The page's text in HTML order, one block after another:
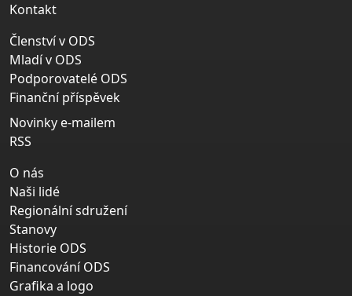
Kontakt
Členství v ODS
Mladí v ODS
Podporovatelé ODS
Finanční příspěvek
Novinky e-mailem
RSS
O nás
Naši lidé
Regionální sdružení
Stanovy
Historie ODS
Financování ODS
Grafika a logo